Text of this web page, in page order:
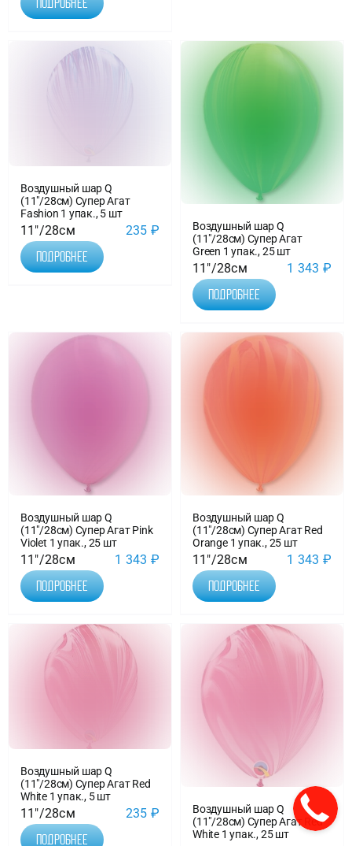
Подробнее
Воздушный шар Q
(11″/28см) Супер Агат
Fashion 1 упак., 5 шт
11"/28см 235 ₽
Подробнее
Воздушный шар Q
(11″/28см) Супер Агат
Green 1 упак., 25 шт
11"/28см 1 343 ₽
Подробнее
Воздушный шар Q
(11″/28см) Супер Агат Pink
Violet 1 упак., 25 шт
11"/28см 1 343 ₽
Подробнее
Воздушный шар Q
(11″/28см) Супер Агат Red
Orange 1 упак., 25 шт
11"/28см 1 343 ₽
Подробнее
Воздушный шар Q
(11″/28см) Супер Агат Red
White 1 упак., 5 шт
11"/28см 235 ₽
Подробнее
Воздушный шар Q
(11″/28см) Супер Агат Red
White 1 упак., 25 шт